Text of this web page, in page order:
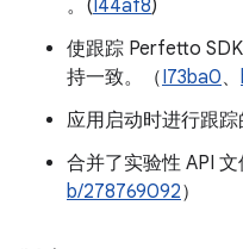
。(I44af8)
使跟踪 Perfetto
持一致。（I73ba0、
应用启动时进行跟
合并了实验性 API
b/278769092）